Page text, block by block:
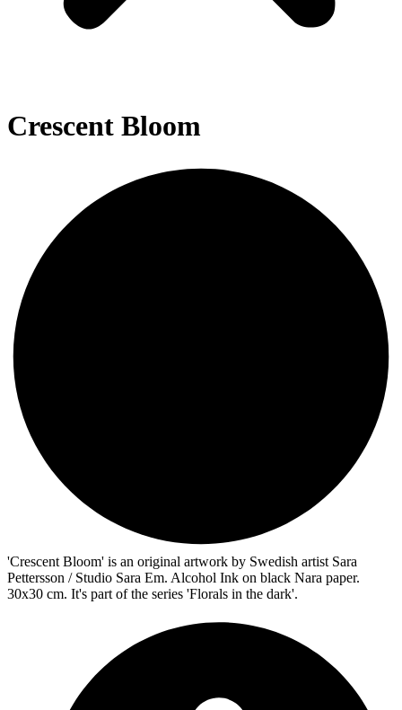
Crescent Bloom
'Crescent Bloom' is an original artwork by Swedish artist Sara
Pettersson / Studio Sara Em. Alcohol Ink on black Nara paper.
30x30 cm. It's part of the series 'Florals in the dark'.